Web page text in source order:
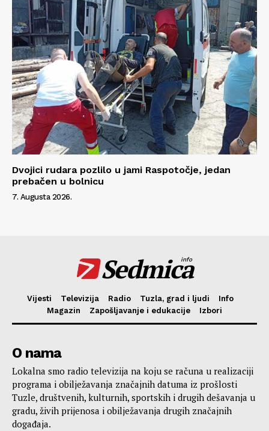
Dvojici rudara pozlilo u jami Raspotočje, jedan
prebačen u bolnicu
7. Augusta 2026.
Sedmica
info
Vijesti Televizija Radio Tuzla, grad i ljudi
Info
Magazin
Zapošljavanje i edukacije Izbori
O nama
Lokalna smo radio televizija na koju se računa u realizaciji
programa i obilježavanja značajnih datuma iz prošlosti
Tuzle, društvenih, kulturnih, sportskih i drugih dešavanja u
gradu, živih prijenosa i obilježavanja drugih značajnih
događaja.